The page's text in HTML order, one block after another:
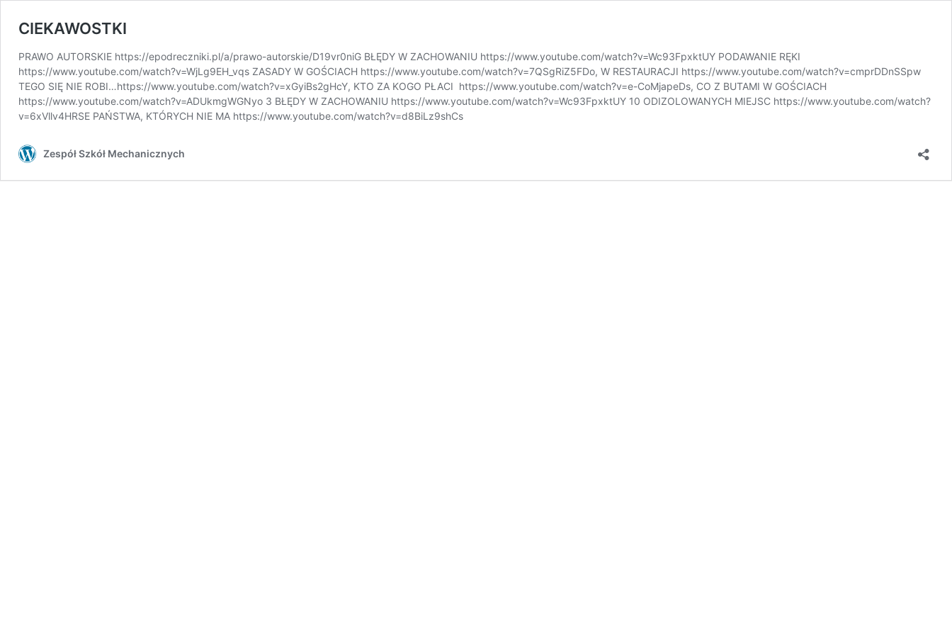
CIEKAWOSTKI
PRAWO AUTORSKIE https://epodreczniki.pl/a/prawo-autorskie/D19vr0niG BŁĘDY W ZACHOWANIU https://www.youtube.com/watch?v=Wc93FpxktUY PODAWANIE RĘKI
https://www.youtube.com/watch?v=WjLg9EH_vqs ZASADY W GOŚCIACH https://www.youtube.com/watch?v=7QSgRiZ5FDo, W RESTAURACJI https://www.youtube.com/watch?v=cmprDDnSSpw
TEGO SIĘ NIE ROBI…https://www.youtube.com/watch?v=xGyiBs2gHcY, KTO ZA KOGO PŁACI https://www.youtube.com/watch?v=e-CoMjapeDs, CO Z BUTAMI W GOŚCIACH
https://www.youtube.com/watch?v=ADUkmgWGNyo 3 BŁĘDY W ZACHOWANIU https://www.youtube.com/watch?v=Wc93FpxktUY 10 ODIZOLOWANYCH MIEJSC https://www.youtube.com/watch?
v=6xVllv4HRSE PAŃSTWA, KTÓRYCH NIE MA https://www.youtube.com/watch?v=d8BiLz9shCs
Zespół Szkół Mechanicznych